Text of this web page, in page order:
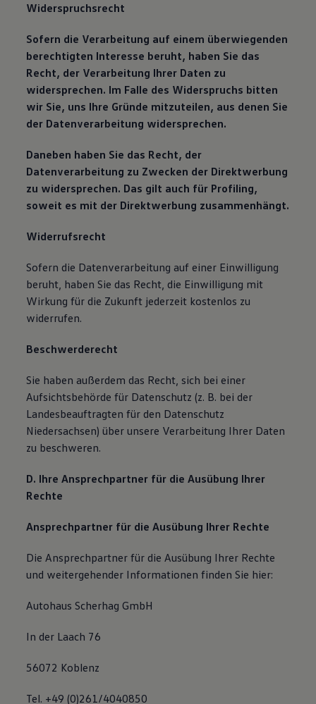
Widerspruchsrecht
Sofern die Verarbeitung auf einem überwiegenden
berechtigten Interesse beruht, haben Sie das
Recht, der Verarbeitung Ihrer Daten zu
widersprechen. Im Falle des Widerspruchs bitten
wir Sie, uns Ihre Gründe mitzuteilen, aus denen Sie
der Datenverarbeitung widersprechen.
Daneben haben Sie das Recht, der
Datenverarbeitung zu Zwecken der Direktwerbung
zu widersprechen. Das gilt auch für Profiling,
soweit es mit der Direktwerbung zusammenhängt.
Widerrufsrecht
Sofern die Datenverarbeitung auf einer Einwilligung
beruht, haben Sie das Recht, die Einwilligung mit
Wirkung für die Zukunft jederzeit kostenlos zu
widerrufen.
Beschwerderecht
Sie haben außerdem das Recht, sich bei einer
Aufsichtsbehörde für Datenschutz (z. B. bei der
Landesbeauftragten für den Datenschutz
Niedersachsen) über unsere Verarbeitung Ihrer Daten
zu beschweren.
D. Ihre Ansprechpartner für die Ausübung Ihrer
Rechte
Ansprechpartner für die Ausübung Ihrer Rechte
Die Ansprechpartner für die Ausübung Ihrer Rechte
und weitergehender Informationen finden Sie hier:
Autohaus Scherhag GmbH
In der Laach 76
56072 Koblenz
Tel. +49 (0)261/4040850